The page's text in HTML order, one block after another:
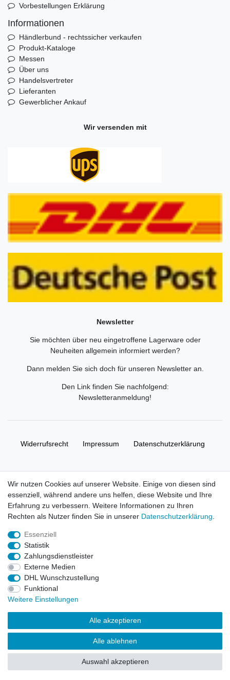
Vorbestellungen Erklärung
Informationen
Händlerbund - rechtssicher verkaufen
Produkt-Kataloge
Messen
Über uns
Handelsvertreter
Lieferanten
Gewerblicher Ankauf
Wir versenden mit
Newsletter
Sie möchten über neu eingetroffene Lagerware oder
Neuheiten allgemein informiert werden?
Dann melden Sie sich doch für unseren Newsletter an.
Den Link finden Sie nachfolgend:
Newsletteranmeldung!
Widerrufs­recht Impressum Daten­schutz­erklärung
© Copyright 2026 | Alle Rechte vorbehalten. HL-
Handelsgesellschaft mbH.
Alle Markennamen, Warenzeichen sowie sämtliche Produktbilder
und Beschreibungen sind Eigentum Ihrer rechtmäßigen
Eigentümer und dienen hier nur der Beschreibung.
Preise nur für registrierte Händler, ansonsten zeigt der Shop 0,00
€
LEGO, das LEGO Logo, die Minifigur, DUPLO, LEGENDS OF
CHIMA, NINJAGO, BIONICLE, MINDSTORMS und MIXELS sind
urheberrechtlich geschützte Markenzeichen der LEGO Gruppe.
Wir nutzen Cookies auf unserer Website. Einige von diesen sind
essenziell, während andere uns helfen, diese Website und Ihre
Erfahrung zu verbessern. Weitere Informationen zu Ihren
Rechten als Nutzer finden Sie in unserer Daten­schutz­erklärung
Essenziell
Statistik
Zahlungsdienstleister
Externe Medien
DHL Wunschzustellung
Funktional
Weitere Einstellungen
Alle akzeptieren
Alle ablehnen
Auswahl akzeptieren